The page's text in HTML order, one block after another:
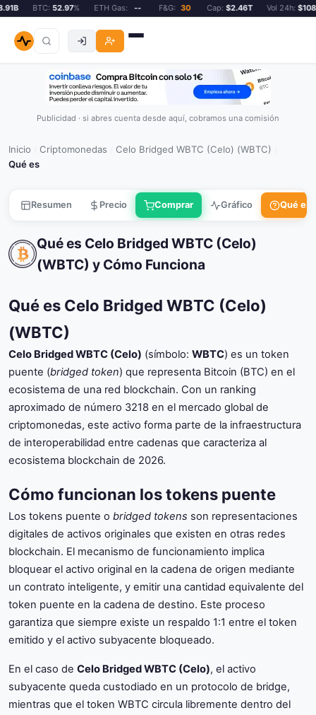
BTC:52.97% ETH Gas: -- F&G: 30 Cap:$2.46T Vol 24h:
Publicidad · si abres cuenta desde aquí, cobramos una comisión
Inicio Criptomonedas Celo Bridged WBTC (Celo) (WBTC)
Qué es
Resumen Precio Comprar Gráfico Qué es
Qué es Celo Bridged WBTC (Celo)
(WBTC) y Cómo Funciona
Qué es Celo Bridged WBTC (Celo)
(WBTC)
Celo Bridged WBTC (Celo) (símbolo: WBTC) es un token
puente (bridged token) que representa Bitcoin (BTC) en el
ecosistema de una red blockchain. Con un ranking
aproximado de número 3218 en el mercado global de
criptomonedas, este activo forma parte de la infraestructura
de interoperabilidad entre cadenas que caracteriza al
ecosistema blockchain de 2026.
Cómo funcionan los tokens puente
Los tokens puente o bridged tokens son representaciones
digitales de activos originales que existen en otras redes
blockchain. El mecanismo de funcionamiento implica
bloquear el activo original en la cadena de origen mediante
un contrato inteligente, y emitir una cantidad equivalente del
token puente en la cadena de destino. Este proceso
garantiza que siempre existe un respaldo 1:1 entre el token
emitido y el activo subyacente bloqueado.
En el caso de Celo Bridged WBTC (Celo), el activo
subyacente queda custodiado en un protocolo de bridge,
mientras que el token WBTC circula libremente dentro del